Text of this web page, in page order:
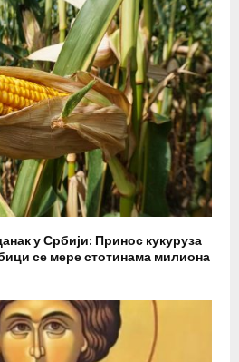
у Србији: Принос кукуруза
се мере стотинама милиона